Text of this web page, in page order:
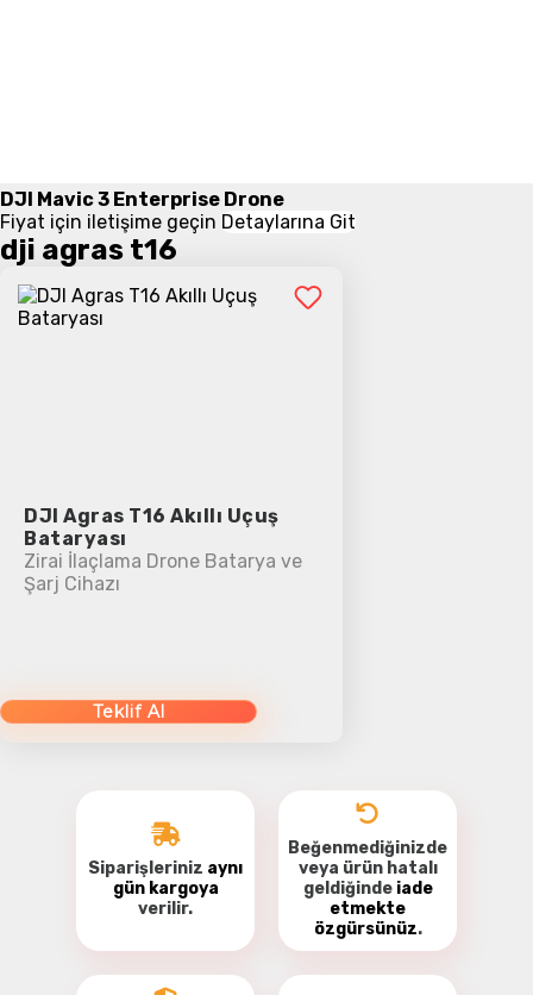
DJI Mavic 3 Enterprise Drone
Fiyat için iletişime geçin Detaylarına Git
dji agras t16
DJI Agras T16 Akıllı Uçuş
Bataryası
Zirai İlaçlama Drone Batarya ve
Şarj Cihazı
Teklif Al
Siparişleriniz aynı
gün kargoya
verilir.
Beğenmediğinizde
veya ürün hatalı
geldiğinde iade
etmekte
özgürsünüz.